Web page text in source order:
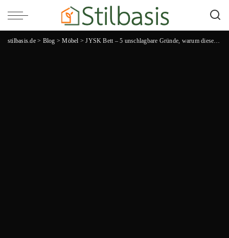
stilbasis.de> Blog >Möbel >JYSK Bett – 5 unschlagbare Gründe, warum dieses Möbelstück dein Schlafzimmer aufwerten wird